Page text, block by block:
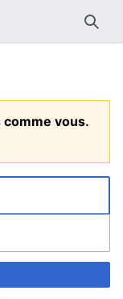
vous.